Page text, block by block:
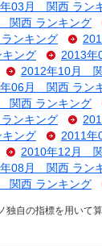
03月 関西 ラン
関西 ランキング
ンキング
ング 2013
2012年10月
06月 関西 ラン
関西 ランキング
ンキング
ング 2011
2010年12月
08月 関西 ラン
関西 ランキング
自の指標を用いて算